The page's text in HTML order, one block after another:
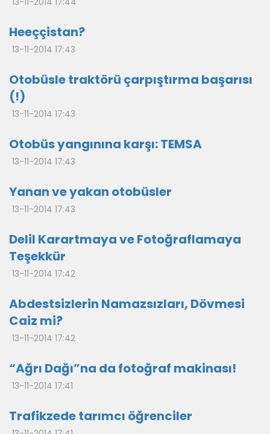
Heeççistan?
13-11-2014 17:43
Otobüsle traktörü çarpıştırma başarısı
(!)
13-11-2014 17:43
Otobüs yangınına karşı: TEMSA
13-11-2014 17:43
Yanan ve yakan otobüsler
13-11-2014 17:43
Delil Karartmaya ve Fotoğraflamaya
Teşekkür
13-11-2014 17:42
Abdestsizlerin Namazsızları, Dövmesi
Caiz mi?
13-11-2014 17:42
“Ağrı Dağı”na da fotoğraf makinası!
13-11-2014 17:41
Trafikzede tarımcı öğrenciler